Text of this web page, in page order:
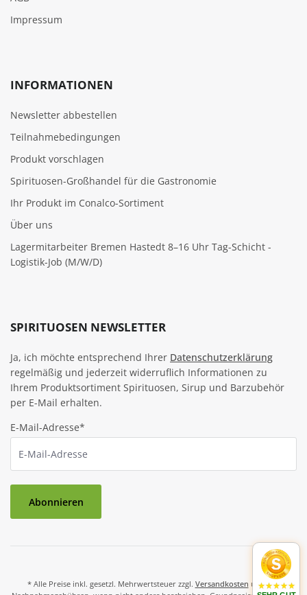
Impressum
INFORMATIONEN
Newsletter abbestellen
Teilnahmebedingungen
Produkt vorschlagen
Spirituosen-Großhandel für die Gastronomie
Ihr Produkt im Conalco-Sortiment
Über uns
Lagermitarbeiter Bremen Hastedt 8–16 Uhr Tag-Schicht -
Logistik-Job (M/W/D)
SPIRITUOSEN NEWSLETTER
Ja, ich möchte entsprechend Ihrer Datenschutzerklärung
regelmäßig und jederzeit widerruflich Informationen zu
Ihrem Produktsortiment Spirituosen, Sirup und Barzubehör
per E-Mail erhalten.
E-Mail-Adresse*
Abonnieren
* Alle Preise inkl. gesetzl. Mehrwertsteuer zzgl. Versandkosten und ggf.